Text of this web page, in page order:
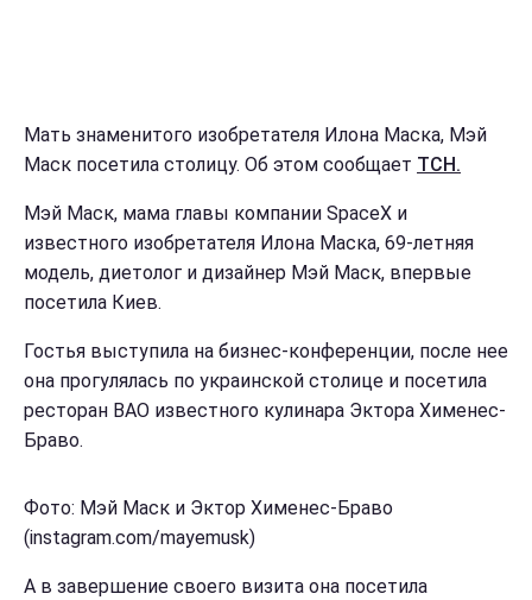
Мать знаменитого изобретателя Илона Маска, Мэй
Маск посетила столицу. Об этом сообщает ТСН.
Мэй Маск, мама главы компании SpaceX и
известного изобретателя Илона Маска, 69-летняя
модель, диетолог и дизайнер Мэй Маск, впервые
посетила Киев.
Гостья выступила на бизнес-конференции, после нее
она прогулялась по украинской столице и посетила
ресторан ВАО известного кулинара Эктора Хименес-
Браво.
Фото: Мэй Маск и Эктор Хименес-Браво
(instagram.com/mayemusk)
А в завершение своего визита она посетила